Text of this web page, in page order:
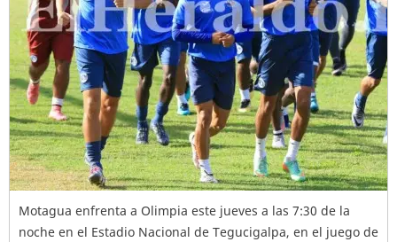
Motagua enfrenta a Olimpia este jueves a las 7:30 de la
noche en el Estadio Nacional de Tegucigalpa, en el juego de